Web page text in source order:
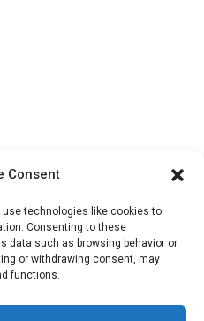
Consent
use technologies like cookies to
Consenting to these
data such as browsing behavior or
or withdrawing consent, may
functions.